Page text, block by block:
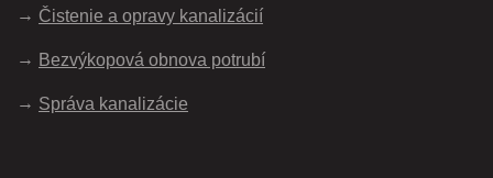
Čistenie a opravy kanalizácií
Bezvýkopová obnova potrubí
Správa kanalizácie